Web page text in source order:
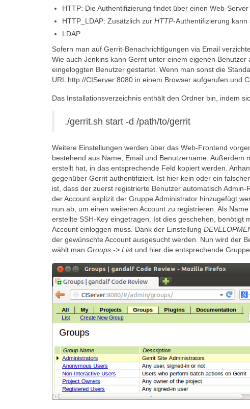
HTTP: Die Authentifizierung findet über einen Web-
HTTP_LDAP: Zusätzlich zur HTTP-Authentifizierung
LDAP
Sofern man auf Gerrit-Benachrichtigungen via Email
Wie auch Jenkins kann Gerrit unter einem eigenen
eingeloggten Benutzer gestartet. Wenn man sonst die
URL http://CIServer:8080 in einem Browser aufgerufen und
Das Installationsverzeichnis enthält den Ordner bin, indem
./gerrit.sh start -d /path/to/gerrit
Weitere Einstellungen werden über das Web-Frontend
bestehend aus Name, Email und Benutzername. Außerdem
erstellt hat, in das entsprechende Feld kopiert werden.
gegenüber Gerrit authentifiziert. Ist hier kein oder ein
ist, dass der zuerst registrierte Benutzer automatisch
der Account explizit der Gruppe Administrator hinzugefügt
nun ab, um einen weiteren Account zu registrieren. Als
erstellte SSH-Key eingetragen. Ist dies geschehen, benötigt
Account einloggen muss. Dank der Einstellung
der gewünschte Account ausgesucht werden. Nun wird der
wählt man Groups -> List und hier die entsprechende Gruppe.